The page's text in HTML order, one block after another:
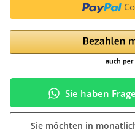
Sie haben
Sie möchten in